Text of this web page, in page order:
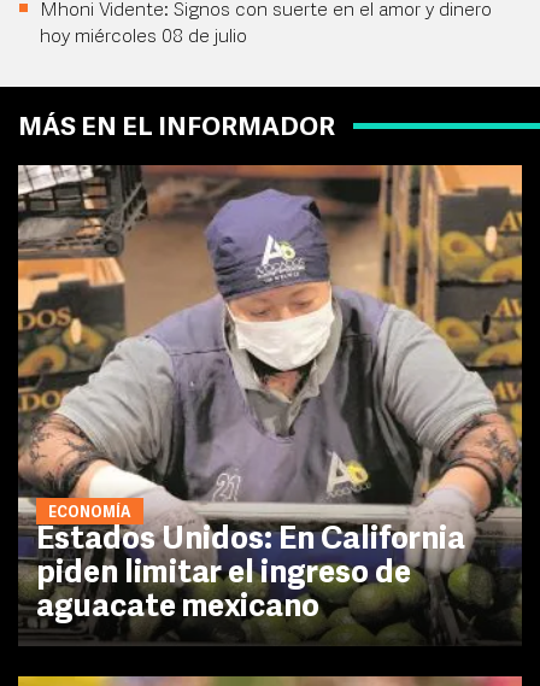
Mhoni Vidente: Signos con suerte en el amor y dinero
hoy miércoles 08 de julio
MÁS EN EL INFORMADOR
ECONOMÍA
Estados Unidos: En California
piden limitar el ingreso de
aguacate mexicano